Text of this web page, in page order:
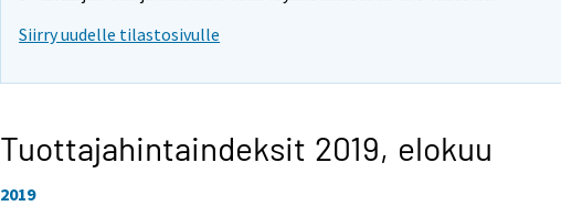
Siirry uudelle tilastosivulle
Tuottajahintaindeksit 2019, elokuu
2019